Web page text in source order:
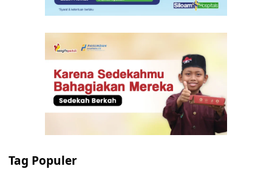
Tag Populer